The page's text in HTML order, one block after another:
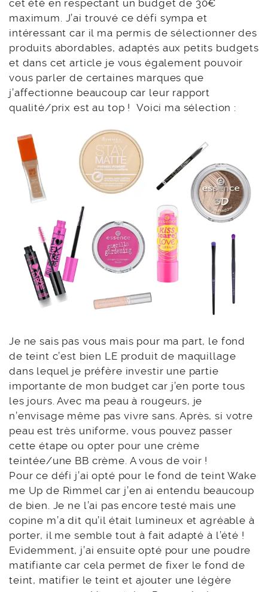
cet été en respectant un budget de 30€
maximum. J’ai trouvé ce défi sympa et
intéressant car il ma permis de sélectionner des
produits abordables, adaptés aux petits budgets
et dans cet article je vous également pouvoir
vous parler de certaines marques que
j’affectionne beaucoup car leur rapport
qualité/prix est au top ! Voici ma sélection :
Je ne sais pas vous mais pour ma part, le fond
de teint c’est bien LE produit de maquillage
dans lequel je préfère investir une partie
importante de mon budget car j’en porte tous
les jours. Avec ma peau à rougeurs, je
n’envisage même pas vivre sans. Après, si votre
peau est très uniforme, vous pouvez passer
cette étape ou opter pour une crème
teintée/une BB crème. A vous de voir !
Pour ce défi j’ai opté pour le fond de teint Wake
me Up de Rimmel car j’en ai entendu beaucoup
de bien. Je ne l’ai pas encore testé mais une
copine m’a dit qu’il était lumineux et agréable à
porter, il me semble tout à fait adapté à l’été !
Evidemment, j’ai ensuite opté pour une poudre
matifiante car cela permet de fixer le fond de
teint, matifier le teint et ajouter une légère